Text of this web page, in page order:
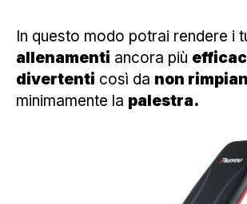
In questo modo potrai rendere i
allenamenti ancora più
divertenti così da non
minimamente la palestra.